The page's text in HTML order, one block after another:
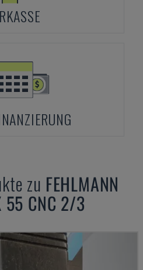
zu FEHLMANN
55 CNC 2/3